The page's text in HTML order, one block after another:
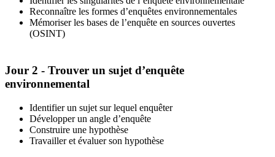
Reconnaître les formes d’enquêtes environnementales
Mémoriser les bases de l’enquête en sources ouvertes
(OSINT)
Jour 2 - Trouver un sujet d’enquête
environnemental
Identifier un sujet sur lequel enquêter
Développer un angle d’enquête
Construire une hypothèse
Travailler et évaluer son hypothèse